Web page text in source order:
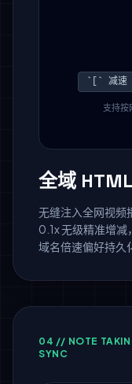
`[` 减速
支持按
全域
无缝注入全网视频
0.1x 无级精准增
域名倍速偏好持久
04 // NOTE
SYNC